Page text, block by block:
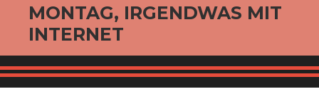
MONTAG, IRGENDWAS MIT
INTERNET